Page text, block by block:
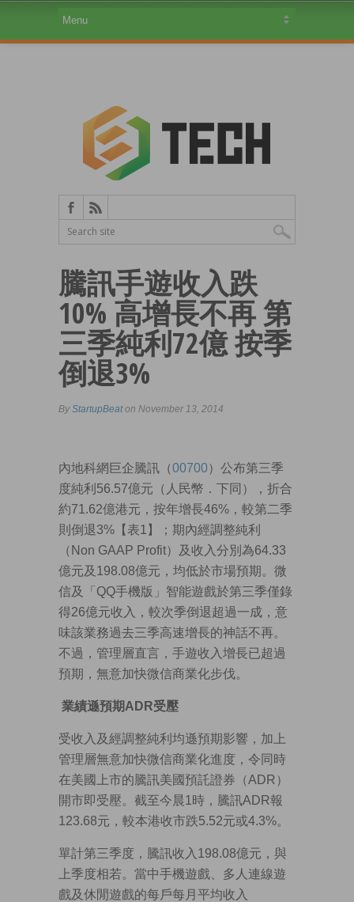
騰訊手遊收入跌
10% 高增長不再 第
三季純利72億 按季
倒退3%
By StartupBeaton November 13, 2014
內地科網巨企騰訊（00700）公布第三季
度純利56.57億元（人民幣．下同），折合
約71.62億港元，按年增長46%，較第二季
則倒退3%【表1】；期內經調整純利
（Non GAAP Profit）及收入分別為64.33
億元及198.08億元，均低於市場預期。微
信及「QQ手機版」智能遊戲於第三季僅錄
得26億元收入，較次季倒退超過一成，意
味該業務過去三季高速增長的神話不再。
不過，管理層直言，手遊收入增長已超過
預期，無意加快微信商業化步伐。
業績遜預期ADR受壓
受收入及經調整純利均遜預期影響，加上
管理層無意加快微信商業化進度，令同時
在美國上市的騰訊美國預託證券（ADR）
開市即受壓。截至今晨1時，騰訊ADR報
123.68元，較本港收市跌5.52元或4.3%。
單計第三季度，騰訊收入198.08億元，與
上季度相若。當中手機遊戲、多人連線遊
戲及休閒遊戲的每戶每月平均收入